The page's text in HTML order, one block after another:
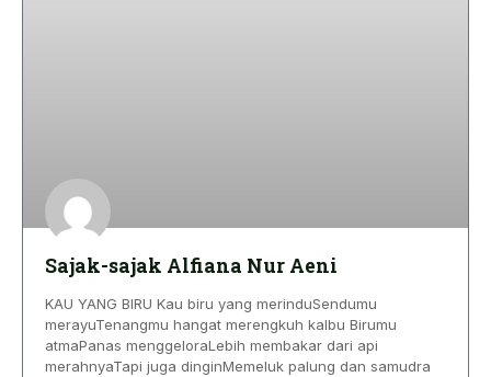
Sajak-sajak Alfiana Nur Aeni
KAU YANG BIRU Kau biru yang merinduSendumu
merayuTenangmu hangat merengkuh kalbu Birumu
atmaPanas menggeloraLebih membakar dari api
merahnyaTapi juga dinginMemeluk palung dan samudra